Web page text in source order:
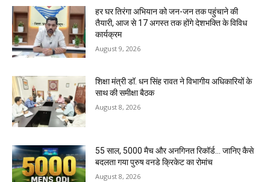
हर घर तिरंगा अभियान को जन-जन तक पहुंचाने की
तैयारी, आज से 17 अगस्त तक होंगे देशभक्ति के विविध
कार्यक्रम
August 9, 2026
शिक्षा मंत्री डॉ. धन सिंह रावत ने विभागीय अधिकारियों के
साथ की समीक्षा बैठक
August 8, 2026
55 साल, 5000 मैच और अनगिनत रिकॉर्ड… जानिए कैसे
बदलता गया पुरुष वनडे क्रिकेट का रोमांच
August 8, 2026